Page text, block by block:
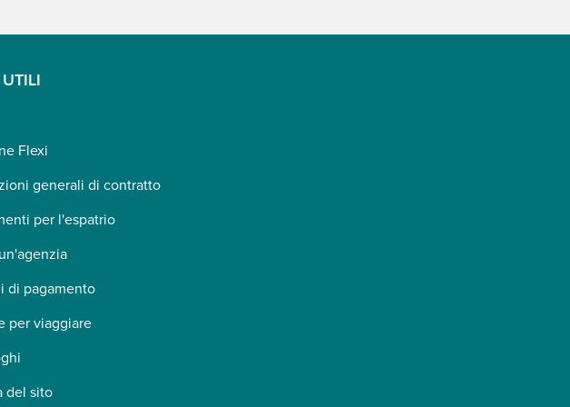
Flexi
generali di contratto
per l'espatrio
di pagamento
per viaggiare
del sito